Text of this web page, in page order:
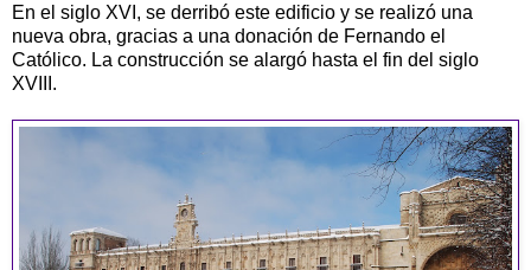
En el siglo XVI, se derribó este edificio y se realizó una
nueva obra, gracias a una donación de Fernando el
Católico. La construcción se alargó hasta el fin del siglo
XVIII.